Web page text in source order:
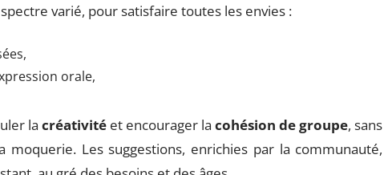
varié, pour satisfaire toutes les envies :
orale,
lacréativité et encourager lacohésion de groupe, sans
Les suggestions, enrichies par la communauté,